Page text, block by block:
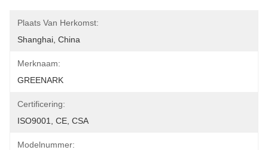
Plaats Van Herkomst:
Shanghai, China
Merknaam:
GREENARK
Certificering:
ISO9001, CE, CSA
Modelnummer: